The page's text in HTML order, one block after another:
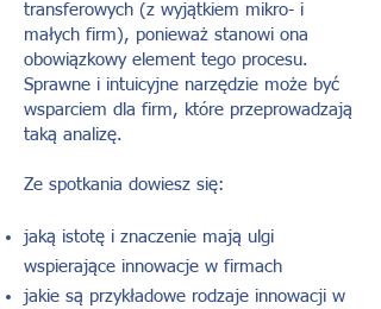
transferowych (z wyjątkiem mikro- i
małych firm), ponieważ stanowi ona
obowiązkowy element tego procesu.
Sprawne i intuicyjne narzędzie może być
wsparciem dla firm, które przeprowadzają
taką analizę.
Ze spotkania dowiesz się:
jaką istotę i znaczenie mają ulgi
wspierające innowacje w firmach
jakie są przykładowe rodzaje innowacji w